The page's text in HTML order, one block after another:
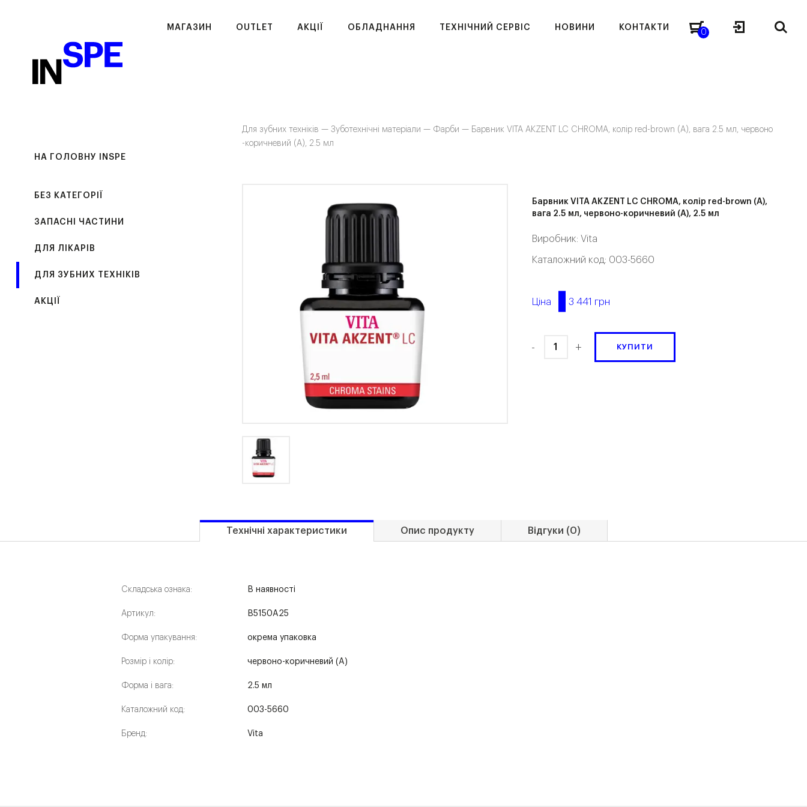
МАГАЗИН OUTLET АКЦІЇ ОБЛАДНАННЯ ТЕХНІЧНИЙ СЕРВІС НОВИНИ КОНТАКТИ
0
НА ГОЛОВНУ INSPE
БЕЗ КАТЕГОРІЇ
ЗАПАСНІ ЧАСТИНИ
ДЛЯ ЛІКАРІВ
ДЛЯ ЗУБНИХ ТЕХНІКІВ
АКЦІЇ
Для зубних техніків —Зуботехнічні матеріали — Фарби — Барвник VITA AKZENT LC CHROMA, колір red-brown (A), вага 2.5 мл, червоно
-коричневий (A), 2.5 мл
Барвник VITA AKZENT LC CHROMA, колір red-brown (A),
вага 2.5 мл, червоно-коричневий (A), 2.5 мл
Виробник: Vita
Каталожний код: 003-5660
Ціна 3 441 грн
- + КУПИТИ
Технічні характеристики Опис продукту Відгуки (0)
Складська ознака:
Артикул:
Форма упакування:
Розмір і колір:
Форма і вага:
Каталожний код:
Бренд:
В наявності
B5150A25
окрема упаковка
червоно-коричневий (A)
2.5 мл
003-5660
Vita